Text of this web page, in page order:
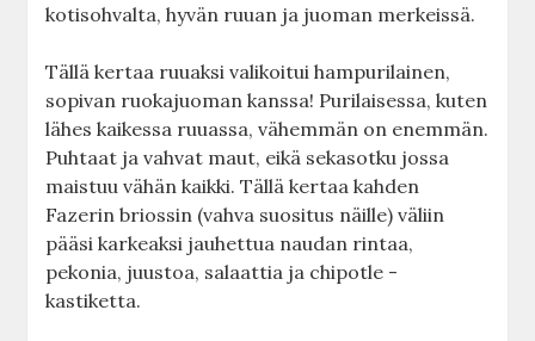
kotisohvalta, hyvän ruuan ja juoman merkeissä.
Tällä kertaa ruuaksi valikoitui hampurilainen,
sopivan ruokajuoman kanssa! Purilaisessa, kuten
lähes kaikessa ruuassa, vähemmän on enemmän.
Puhtaat ja vahvat maut, eikä sekasotku jossa
maistuu vähän kaikki. Tällä kertaa kahden
Fazerin briossin (vahva suositus näille) väliin
pääsi karkeaksi jauhettua naudan rintaa,
pekonia, juustoa, salaattia ja chipotle -
kastiketta.